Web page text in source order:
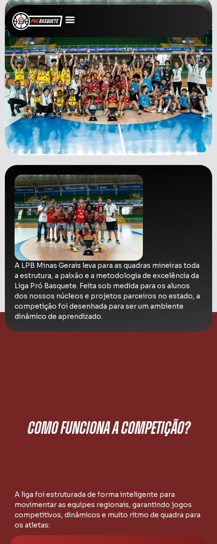
LBP
A LPB Minas Gerais leva para as quadras mineiras toda
a estrutura, a paixão e a metodologia de excelência da
Liga Pró Basquete. Feita sob medida para os alunos
dos nossos núcleos e projetos parceiros no estado, a
competição foi desenhada para ser um ambiente
dinâmico de aprendizado.
COMO FUNCIONA A COMPETIÇÃO?
A liga foi estruturada de forma inteligente para
movimentar as equipes regionais, garantindo jogos
competitivos, dinâmicos e muito ritmo de quadra para
os atletas: